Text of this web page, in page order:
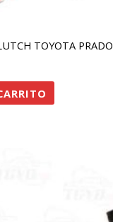
TOYOTA PRADO